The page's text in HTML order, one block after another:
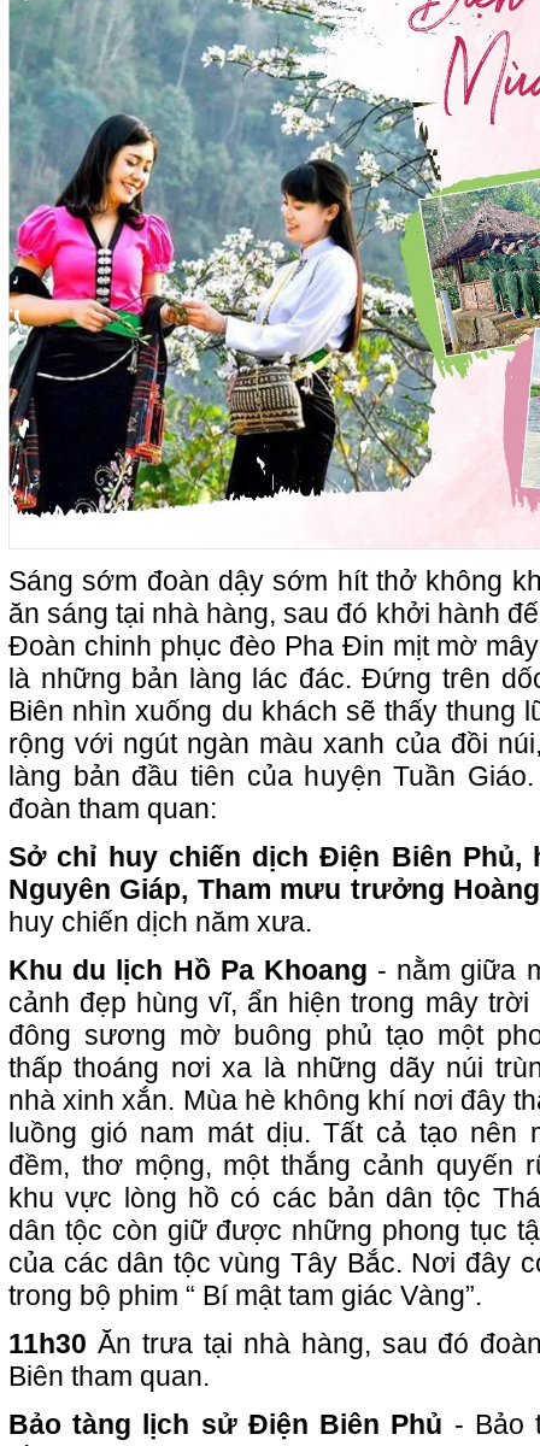
Sáng sớm đoàn dậy sớm hít thở không
ăn sáng tại nhà hàng, sau đó khởi hành
Đoàn chinh phục đèo Pha Đin mịt mờ
là những bản làng lác đác. Đứng trên
Biên nhìn xuống du khách sẽ thấy thung
rộng với ngút ngàn màu xanh của đồi
làng bản đầu tiên của huyện Tuần
đoàn tham quan:
Sở chỉ huy chiến dịch Điện Biên Phủ,
Nguyên Giáp, Tham mưu trưởng
huy chiến dịch năm xưa.
Khu du lịch Hồ Pa Khoang - nằm giữa
cảnh đẹp hùng vĩ, ẩn hiện trong mây
đông sương mờ buông phủ tạo một
thấp thoáng nơi xa là những dãy núi
nhà xinh xắn. Mùa hè không khí nơi đây
luồng gió nam mát dịu. Tất cả tạo nên
đềm, thơ mộng, một thắng cảnh quyến
khu vực lòng hồ có các bản dân tộc
dân tộc còn giữ được những phong tục
của các dân tộc vùng Tây Bắc. Nơi đây
trong bộ phim “ Bí mật tam giác Vàng”.
11h30 Ăn trưa tại nhà hàng, sau đó
Biên tham quan.
Bảo tàng lịch sử Điện Biên Phủ - Bảo